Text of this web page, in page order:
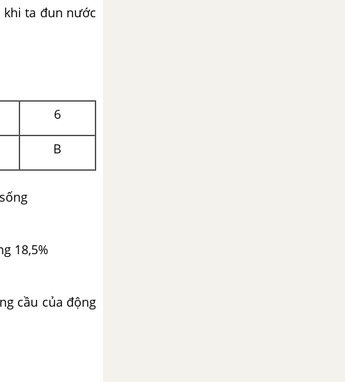
khi ta đun nước
6
B
18,5%
cầu của động